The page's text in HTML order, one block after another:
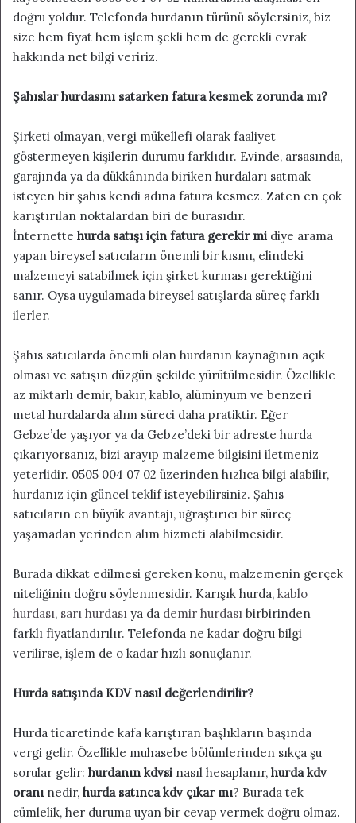
doğru yoldur. Telefonda hurdanın türünü söylersiniz, biz
size hem fiyat hem işlem şekli hem de gerekli evrak
hakkında net bilgi veririz.
Şahıslar hurdasını satarken fatura kesmek zorunda mı?
Şirketi olmayan, vergi mükellefi olarak faaliyet
göstermeyen kişilerin durumu farklıdır. Evinde, arsasında,
garajında ya da dükkânında biriken hurdaları satmak
isteyen bir şahıs kendi adına fatura kesmez. Zaten en çok
karıştırılan noktalardan biri de burasıdır.
İnternette hurda satışı için fatura gerekir mi diye arama
yapan bireysel satıcıların önemli bir kısmı, elindeki
malzemeyi satabilmek için şirket kurması gerektiğini
sanır. Oysa uygulamada bireysel satışlarda süreç farklı
ilerler.
Şahıs satıcılarda önemli olan hurdanın kaynağının açık
olması ve satışın düzgün şekilde yürütülmesidir. Özellikle
az miktarlı demir, bakır, kablo, alüminyum ve benzeri
metal hurdalarda alım süreci daha pratiktir. Eğer
Gebze’de yaşıyor ya da Gebze’deki bir adreste hurda
çıkarıyorsanız, bizi arayıp malzeme bilgisini iletmeniz
yeterlidir. 0505 004 07 02 üzerinden hızlıca bilgi alabilir,
hurdanız için güncel teklif isteyebilirsiniz. Şahıs
satıcıların en büyük avantajı, uğraştırıcı bir süreç
yaşamadan yerinden alım hizmeti alabilmesidir.
Burada dikkat edilmesi gereken konu, malzemenin gerçek
niteliğinin doğru söylenmesidir. Karışık hurda, kablo
hurdası, sarı hurdası ya da demir hurdası birbirinden
farklı fiyatlandırılır. Telefonda ne kadar doğru bilgi
verilirse, işlem de o kadar hızlı sonuçlanır.
Hurda satışında KDV nasıl değerlendirilir?
Hurda ticaretinde kafa karıştıran başlıkların başında
vergi gelir. Özellikle muhasebe bölümlerinden sıkça şu
sorular gelir: hurdanın kdvsi nasıl hesaplanır, hurda kdv
oranı nedir, hurda satınca kdv çıkar mı? Burada tek
cümlelik, her duruma uyan bir cevap vermek doğru olmaz.